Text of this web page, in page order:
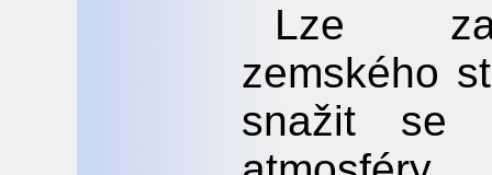
Lze
zemského
snažit se